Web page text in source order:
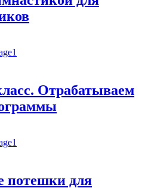
Отрабатываем
потешки для